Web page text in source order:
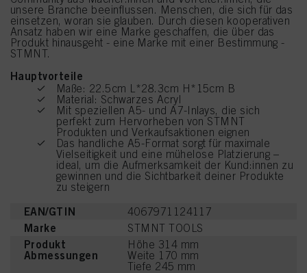
unsere Branche beeinflussen. Menschen, die sich für das
einsetzen, woran sie glauben. Durch diesen kooperativen
Ansatz haben wir eine Marke geschaffen, die über das
Produkt hinausgeht - eine Marke mit einer Bestimmung -
STMNT.
Hauptvorteile
Maße: 22.5cm L*28.3cm H*15cm B
Material: Schwarzes Acryl
Mit speziellen A5- und A7-Inlays, die sich
perfekt zum Hervorheben von STMNT
Produkten und Verkaufsaktionen eignen
Das handliche A5-Format sorgt für maximale
Vielseitigkeit und eine mühelose Platzierung –
ideal, um die Aufmerksamkeit der Kund:innen zu
gewinnen und die Sichtbarkeit deiner Produkte
zu steigern
EAN/GTIN 4067971124117
Marke STMNT TOOLS
Produkt
Abmessungen
Höhe 314 mm
Weite 170 mm
Tiefe 245 mm